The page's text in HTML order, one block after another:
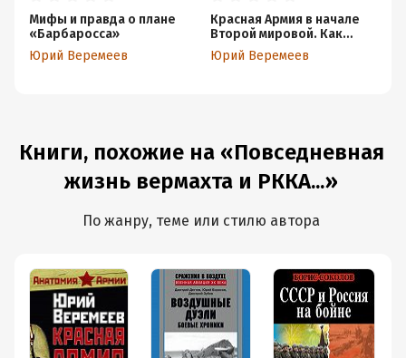
Мифы и правда о плане
«Барбаросса»
Юрий Веремеев
Красная Армия в начале
Второй мировой. Как
готовились к войне
солдаты и маршалы
Юрий Веремеев
Книги, похожие на «Повседневная
жизнь вермахта и РККА...»
По жанру, теме или стилю автора